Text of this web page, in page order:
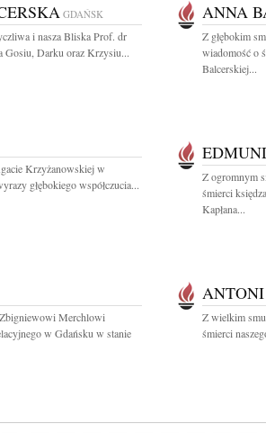
GDAŃSK
i nasza Bliska Prof. dr
Gosiu, Darku oraz Krzysiu...
ANNA
Z głębokim
wiadomość o
Balcerskiej...
Krzyżanowskiej w
głębokiego współczucia...
Z ogromnym
śmierci
Kapłana...
Merchlowi
w Gdańsku w stanie
Z wielkim
śmierci